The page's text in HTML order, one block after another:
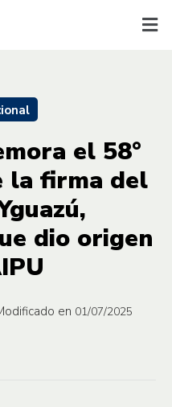
el 58°
la firma del
dio origen
en 01/07/2025